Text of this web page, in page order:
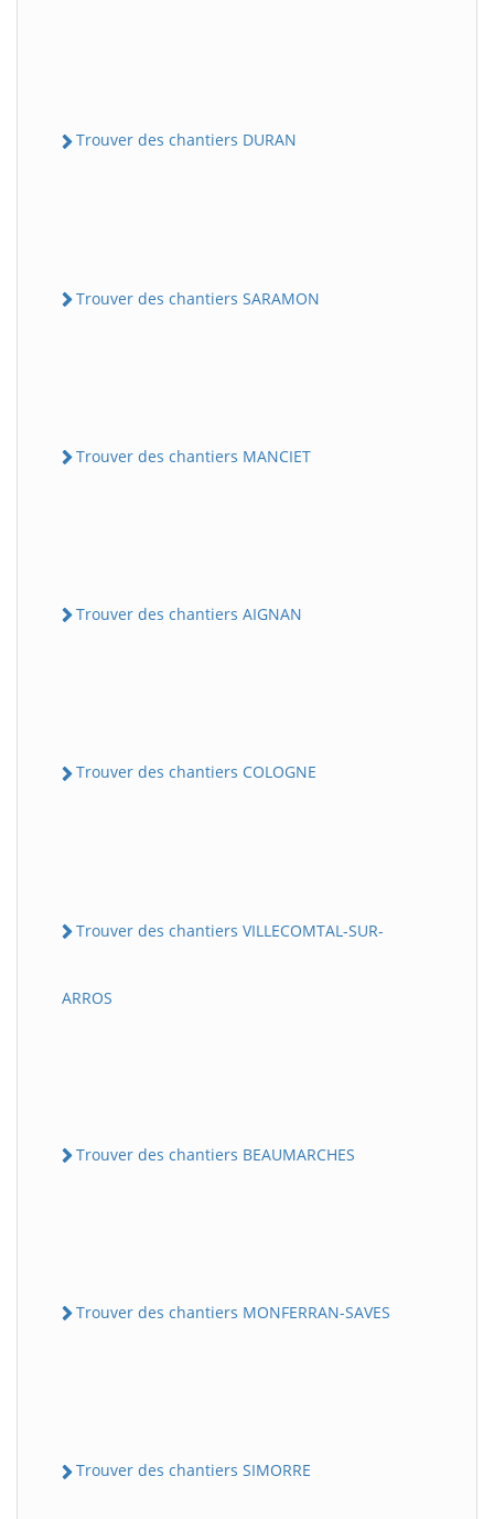
Trouver des chantiers DURAN
Trouver des chantiers SARAMON
Trouver des chantiers MANCIET
Trouver des chantiers AIGNAN
Trouver des chantiers COLOGNE
Trouver des chantiers VILLECOMTAL-SUR-
ARROS
Trouver des chantiers BEAUMARCHES
Trouver des chantiers MONFERRAN-SAVES
Trouver des chantiers SIMORRE